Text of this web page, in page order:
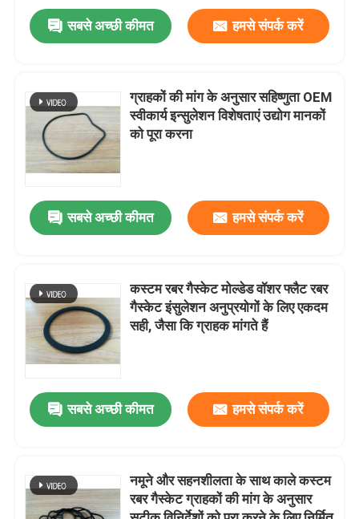
उत्पादों
सबसे अच्छी कीमत हमसे संपर्क करें
ग्राहकों की मांग के अनुसार सहिष्णुता OEM
स्वीकार्य इन्सुलेशन विशेषताएं उद्योग मानकों
को पूरा करना
सबसे अच्छी कीमत हमसे संपर्क करें
कस्टम रबर गैस्केट मोल्डेड वॉशर फ्लैट रबर
गैस्केट इंसुलेशन अनुप्रयोगों के लिए एकदम
सही, जैसा कि ग्राहक मांगते हैं
सबसे अच्छी कीमत हमसे संपर्क करें
नमूने और सहनशीलता के साथ काले कस्टम
रबर गैस्केट ग्राहकों की मांग के अनुसार